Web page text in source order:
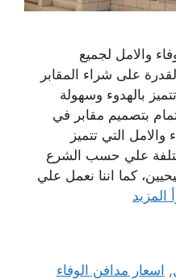
والامل لجميع
على شراء المقابر
بالهدوء وسهولة
بتصميم مقابر في
التي تتميز
علي حسب الشرع
كما اننا نعمل علي
المزيد
, اسعار مدافن الوفاء